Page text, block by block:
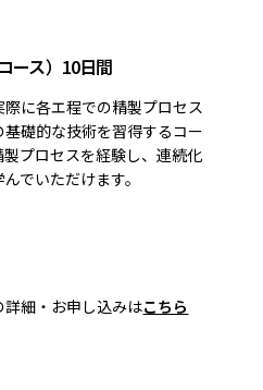
ース）10日間
に各エ程での精製プロセス
礎的な技術を習得するコー
プロセスを経験し、連続化
でいただけます。
詳細・お申し込みはこちら